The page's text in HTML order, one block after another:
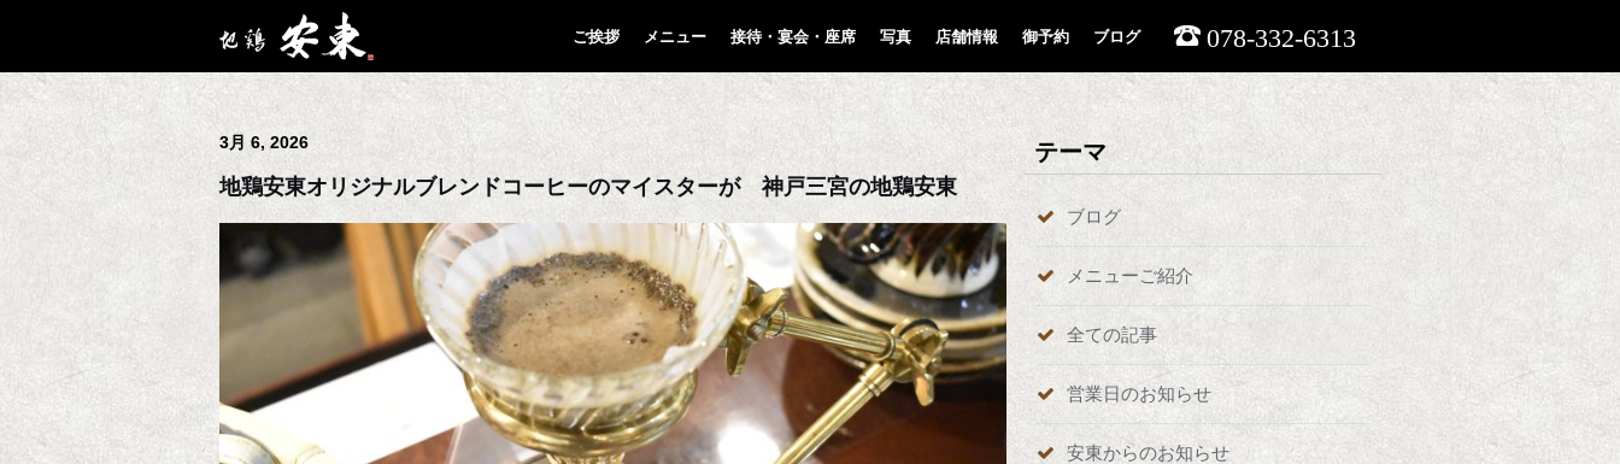
ご挨拶 メニュー 接待・宴会・座席 写真 店舗情報 御予約 ブログ 078-332-6313
3月 6, 2026
地鶏安東オリジナルブレンドコーヒーのマイスターが 神戸三宮の地鶏安東
テーマ
ブログ
メニューご紹介
全ての記事
営業日のお知らせ
安東からのお知らせ